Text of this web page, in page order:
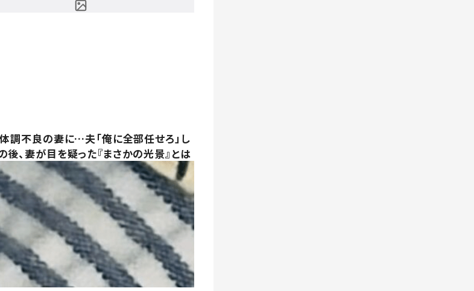
体調不良の妻に…夫「俺に全部任せろ」し
後、妻が目を疑った『まさかの光景』とは